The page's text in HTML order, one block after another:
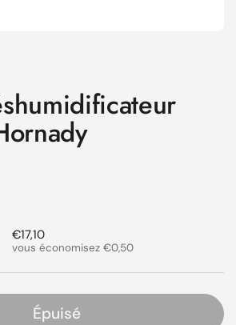
Prix de solde
€17,10
vous économisez €0,50
Épuisé